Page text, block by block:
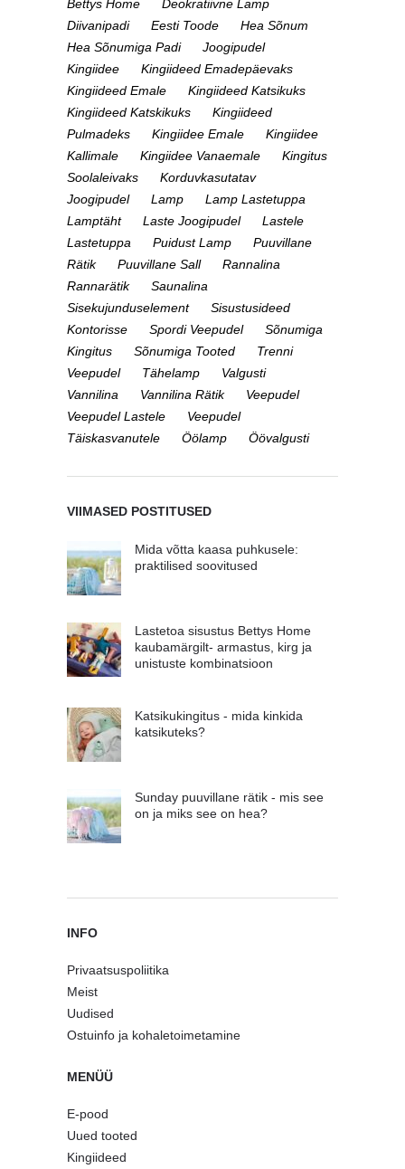
Bettys Home
Deokratiivne Lamp
Diivanipadi
Eesti Toode
Hea Sõnum
Hea Sõnumiga Padi
Joogipudel
Kingiidee
Kingiideed Emadepäevaks
Kingiideed Emale
Kingiideed Katsikuks
Kingiideed Katskikuks
Kingiideed
Pulmadeks
Kingiidee Emale
Kingiidee
Kallimale
Kingiidee Vanaemale
Kingitus
Soolaleivaks
Korduvkasutatav
Joogipudel
Lamp
Lamp Lastetuppa
Lamptäht
Laste Joogipudel
Lastele
Lastetuppa
Puidust Lamp
Puuvillane
Rätik
Puuvillane Sall
Rannalina
Rannarätik
Saunalina
Sisekujunduselement
Sisustusideed
Kontorisse
Spordi Veepudel
Sõnumiga
Kingitus
Sõnumiga Tooted
Trenni
Veepudel
Tähelamp
Valgusti
Vannilina
Vannilina Rätik
Veepudel
Veepudel Lastele
Veepudel
Täiskasvanutele
Öölamp Öövalgusti
VIIMASED POSTITUSED
Mida võtta kaasa puhkusele:
praktilised soovitused
Lastetoa sisustus Bettys Home
kaubamärgilt- armastus, kirg ja
unistuste kombinatsioon
Katsikukingitus - mida kinkida
katsikuteks?
Sunday puuvillane rätik - mis see
on ja miks see on hea?
INFO
Privaatsuspoliitika
Meist
Uudised
Ostuinfo ja kohaletoimetamine
MENÜÜ
E-pood
Uued tooted
Kingiideed